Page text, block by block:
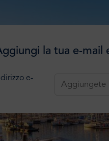
la tua e-mail
e-
Accesso